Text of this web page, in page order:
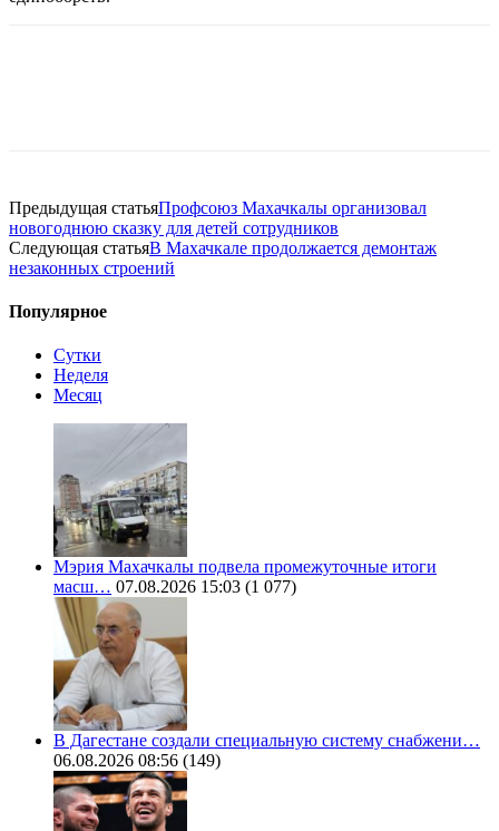
Предыдущая статьяПрофсоюз Махачкалы организовал
новогоднюю сказку для детей сотрудников
Следующая статьяВ Махачкале продолжается демонтаж
незаконных строений
Популярное
Сутки
Неделя
Месяц
Мэрия Махачкалы подвела промежуточные итоги
масш… 07.08.2026 15:03 (1 077)
В Дагестане создали специальную систему снабжени…
06.08.2026 08:56 (149)